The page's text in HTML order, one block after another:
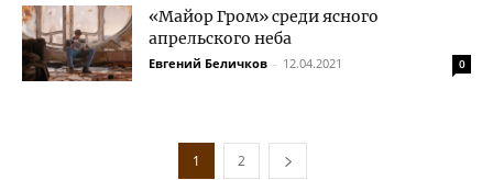
«Майор Гром» среди ясного
апрельского неба
Евгений Беличков - 12.04.2021 0
1 2